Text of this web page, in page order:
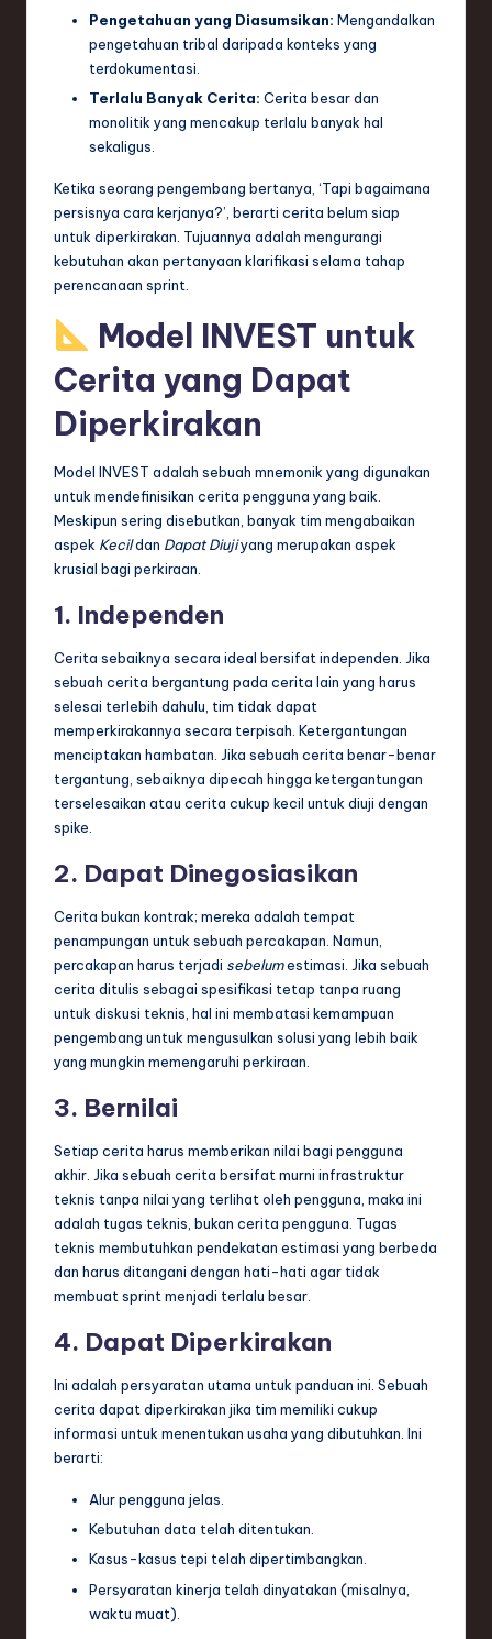
o
Pengetahuan yang Diasumsikan: Mengandalkan
pengetahuan tribal daripada konteks yang
terdokumentasi.
Terlalu Banyak Cerita: Cerita besar dan
monolitik yang mencakup terlalu banyak hal
sekaligus.
Ketika seorang pengembang bertanya, ‘Tapi bagaimana
persisnya cara kerjanya?’, berarti cerita belum siap
untuk diperkirakan. Tujuannya adalah mengurangi
kebutuhan akan pertanyaan klarifikasi selama tahap
perencanaan sprint.
Model INVEST untuk
Cerita yang Dapat
Diperkirakan
Model INVEST adalah sebuah mnemonik yang digunakan
untuk mendefinisikan cerita pengguna yang baik.
Meskipun sering disebutkan, banyak tim mengabaikan
aspek Kecildan Dapat Diujiyang merupakan aspek
krusial bagi perkiraan.
1. Independen
Cerita sebaiknya secara ideal bersifat independen. Jika
sebuah cerita bergantung pada cerita lain yang harus
selesai terlebih dahulu, tim tidak dapat
memperkirakannya secara terpisah. Ketergantungan
menciptakan hambatan. Jika sebuah cerita benar-benar
tergantung, sebaiknya dipecah hingga ketergantungan
terselesaikan atau cerita cukup kecil untuk diuji dengan
spike.
2. Dapat Dinegosiasikan
Cerita bukan kontrak; mereka adalah tempat
penampungan untuk sebuah percakapan. Namun,
percakapan harus terjadi sebelumestimasi. Jika sebuah
cerita ditulis sebagai spesifikasi tetap tanpa ruang
untuk diskusi teknis, hal ini membatasi kemampuan
pengembang untuk mengusulkan solusi yang lebih baik
yang mungkin memengaruhi perkiraan.
3. Bernilai
Setiap cerita harus memberikan nilai bagi pengguna
akhir. Jika sebuah cerita bersifat murni infrastruktur
teknis tanpa nilai yang terlihat oleh pengguna, maka ini
adalah tugas teknis, bukan cerita pengguna. Tugas
teknis membutuhkan pendekatan estimasi yang berbeda
dan harus ditangani dengan hati-hati agar tidak
membuat sprint menjadi terlalu besar.
4. Dapat Diperkirakan
Ini adalah persyaratan utama untuk panduan ini. Sebuah
cerita dapat diperkirakan jika tim memiliki cukup
informasi untuk menentukan usaha yang dibutuhkan. Ini
berarti:
Alur pengguna jelas.
Kebutuhan data telah ditentukan.
Kasus-kasus tepi telah dipertimbangkan.
Persyaratan kinerja telah dinyatakan (misalnya,
waktu muat).